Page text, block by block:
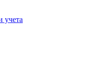
учета